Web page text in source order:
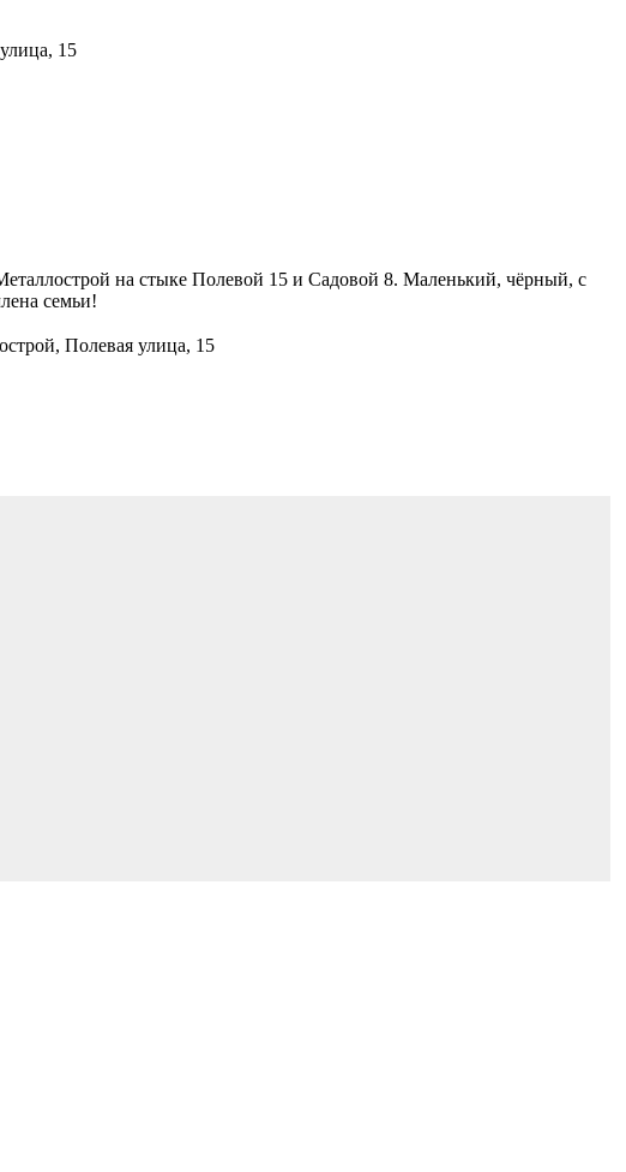
15
на стыке Полевой 15 и Садовой 8. Маленький, чёрный, с
семьи!
Полевая улица, 15